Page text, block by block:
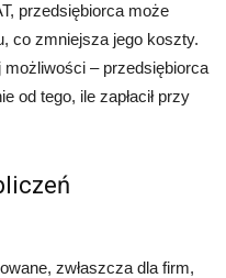
przedsiębiorca może
co zmniejsza jego koszty.
możliwości – przedsiębiorca
od tego, ile zapłacił przy
zwłaszcza dla firm,